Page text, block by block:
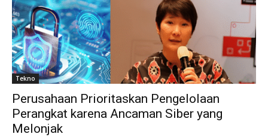
Tekno
Perusahaan Prioritaskan Pengelolaan
Perangkat karena Ancaman Siber yang
Melonjak